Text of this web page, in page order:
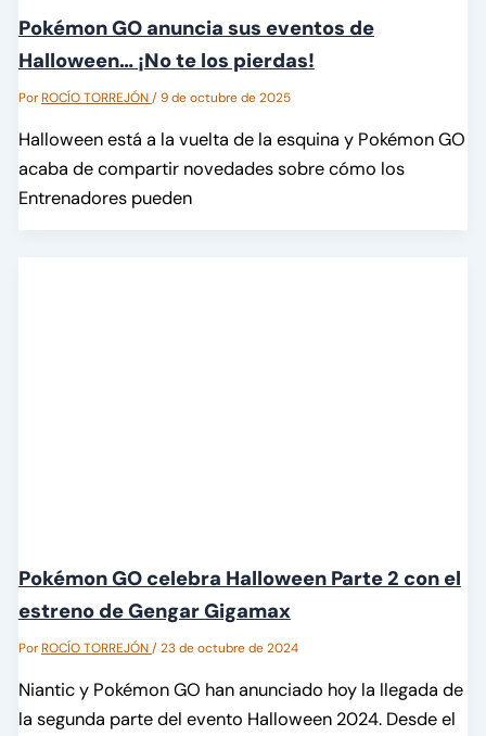
Pokémon GO anuncia sus eventos de
Halloween… ¡No te los pierdas!
PorROCÍO TORREJÓN/9 de octubre de 2025
Halloween está a la vuelta de la esquina y Pokémon GO
acaba de compartir novedades sobre cómo los
Entrenadores pueden
Pokémon GO celebra Halloween Parte 2 con el
estreno de Gengar Gigamax
PorROCÍO TORREJÓN/23 de octubre de 2024
Niantic y Pokémon GO han anunciado hoy la llegada de
la segunda parte del evento Halloween 2024. Desde el